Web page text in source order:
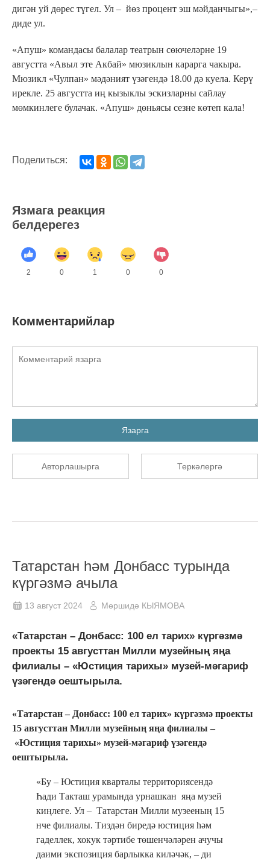
дигән уй дөрес түгел. Ул – йөз процент эш мәйданчыгы»,–
диде ул.
«Апуш» командасы балалар театрын сөючеләрне 19
августта «Авыл эте Акбай» мюзиклын карарга чакыра.
Мюзикл «Чулпан» мәдәният үзәгендә 18.00 дә куела. Керү
ирекле. 25 августта иң кызыклы эскизларны сайлау
мөмкинлеге булачак. «Апуш» дөньясы сезне көтеп кала!
Поделиться:
Язмага реакция
белдерегез
2 0 1 0 0
Комментарийлар
Язарга
Авторлашырга Теркәлергә
Татарстан һәм Донбасс турында
күргәзмә ачыла
13 август 2024 Мөршидә КЫЯМОВА
«Татарстан – Донбасс: 100 ел тарих» күргәзмә
проекты 15 августтан Милли музейның яңа
филиалы – «Юстиция тарихы» музей-мәгариф
үзәгендә оештырыла.
«Татарстан – Донбасс: 100 ел тарих» күргәзмә проекты
15 августтан Милли музейның яңа филиалы –
«Юстиция тарихы» музей-мәгариф үзәгендә
оештырыла.
«Бу – Юстиция кварталы территориясендә
Һади Такташ урамында урнашкан яңа музей
киңлеге. Ул – Татарстан Милли музееның 15
нче филиалы. Тиздән биредә юстиция һәм
гаделлек, хокук тәртибе төшенчәләрен ачучы
даими экспозиция барлыкка киләчәк, – ди